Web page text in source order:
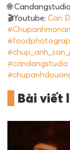
🌐
🎬Youtube: Can
#Chupanhmonan
#candangstudio
Bài viết